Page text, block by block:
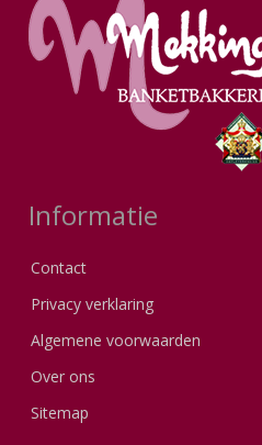
Informatie
Contact
Privacy verklaring
Algemene voorwaarden
Over ons
Sitemap